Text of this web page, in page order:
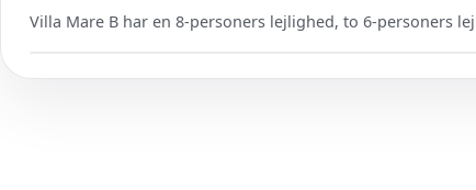
Villa Mare B har en 8-personers lejlighed, to 6-personers